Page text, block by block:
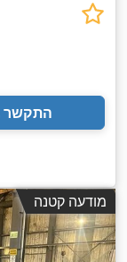
התקשר
מודעה קטנה